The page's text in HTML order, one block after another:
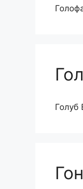
Голуб